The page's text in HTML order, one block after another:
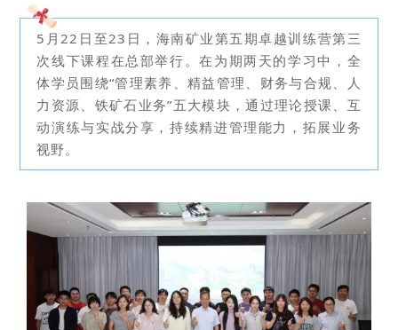
5月22日至23日，海南矿业第五期卓越训练营第三
次线下课程在总部举行。在为期两天的学习中，全
体学员围绕“管理素养、精益管理、财务与合规、人
力资源、铁矿石业务”五大模块，通过理论授课、互
动演练与实战分享，持续精进管理能力，拓展业务
视野。